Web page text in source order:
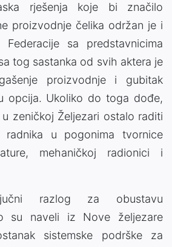
rješenja koje bi značilo
proizvodnje čelika održan je i
sa predstavnicima
tog sastanka od svih aktera je
proizvodnje i gubitak
opcija. Ukoliko do toga dođe,
zeničkoj Željezari ostalo raditi
u pogonima tvornice
mehaničkoj radionici i
razlog za obustavu
su naveli iz Nove željezare
sistemske podrške za